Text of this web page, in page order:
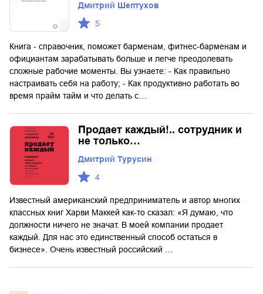
Дмитрий Шептухов
5
Книга - справочник, поможет барменам, фитнес-барменам и
официантам зарабатывать больше и легче преодолевать
сложные рабочие моменты. Вы узнаете: - Как правильно
настраивать себя на работу; - Как продуктивно работать во
время прайм тайм и что делать с…
Продает каждый!.. сотрудник и
не только…
Дмитрий Турусин
4
Известный американский предприниматель и автор многих
классных книг Харви Маккей как-то сказал: «Я думаю, что
должности ничего не значат. В моей компании продает
каждый. Для нас это единственный способ остаться в
бизнесе». Очень известный российский …